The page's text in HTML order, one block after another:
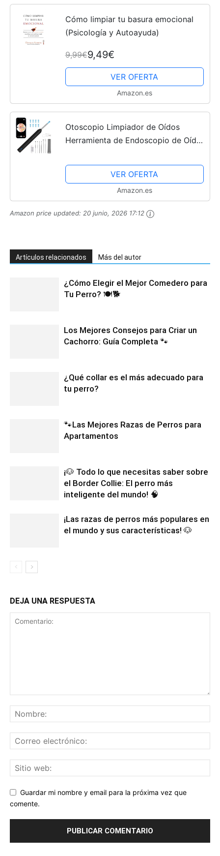
Cómo limpiar tu basura emocional
(Psicología y Autoayuda)
9,99€9,49€
VER OFERTA
Amazon.es
Otoscopio Limpiador de Oídos
Herramienta de Endoscopio de Oído
Cámara HD de 1080 P y 9 Orejeras
Intercambiables para...
VER OFERTA
Amazon.es
Amazon price updated: 20 junio, 2026 17:12
Artículos relacionados Más del autor
¿Cómo Elegir el Mejor Comedero para
Tu Perro? 🍽️🐕
Los Mejores Consejos para Criar un
Cachorro: Guía Completa 🐾
¿Qué collar es el más adecuado para
tu perro?
🐾Las Mejores Razas de Perros para
Apartamentos
¡🐶 Todo lo que necesitas saber sobre
el Border Collie: El perro más
inteligente del mundo! 🧠
¡Las razas de perros más populares en
el mundo y sus características! 🐶
DEJA UNA RESPUESTA
Guardar mi nombre y email para la próxima vez que
comente.